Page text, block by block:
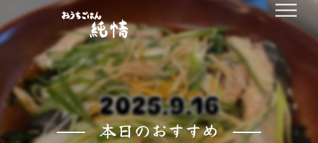
本日のおすすめ